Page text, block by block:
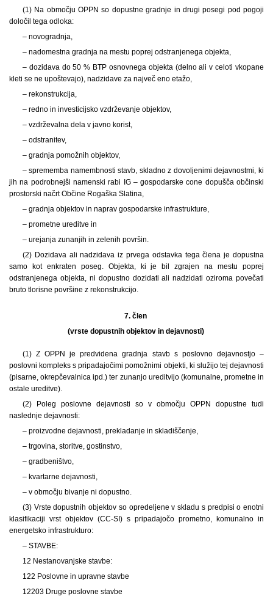
(1) Na območju OPPN so dopustne gradnje in drugi posegi pod pogoji
določil tega odloka:
– novogradnja,
– nadomestna gradnja na mestu poprej odstranjenega objekta,
– dozidava do 50 % BTP osnovnega objekta (delno ali v celoti vkopane
kleti se ne upoštevajo), nadzidave za največ eno etažo,
– rekonstrukcija,
– redno in investicijsko vzdrževanje objektov,
– vzdrževalna dela v javno korist,
– odstranitev,
– gradnja pomožnih objektov,
– sprememba namembnosti stavb, skladno z dovoljenimi dejavnostmi, ki
jih na podrobnejši namenski rabi IG – gospodarske cone dopušča občinski
prostorski načrt Občine Rogaška Slatina,
– gradnja objektov in naprav gospodarske infrastrukture,
– prometne ureditve in
– urejanja zunanjih in zelenih površin.
(2) Dozidava ali nadzidava iz prvega odstavka tega člena je dopustna
samo kot enkraten poseg. Objekta, ki je bil zgrajen na mestu poprej
odstranjenega objekta, ni dopustno dozidati ali nadzidati oziroma povečati
bruto tlorisne površine z rekonstrukcijo.
7. člen
(vrste dopustnih objektov in dejavnosti)
(1) Z OPPN je predvidena gradnja stavb s poslovno dejavnostjo –
poslovni kompleks s pripadajočimi pomožnimi objekti, ki služijo tej dejavnosti
(pisarne, okrepčevalnica ipd.) ter zunanjo ureditvijo (komunalne, prometne in
ostale ureditve).
(2) Poleg poslovne dejavnosti so v območju OPPN dopustne tudi
naslednje dejavnosti:
– proizvodne dejavnosti, prekladanje in skladiščenje,
– trgovina, storitve, gostinstvo,
– gradbeništvo,
– kvartarne dejavnosti,
– v območju bivanje ni dopustno.
(3) Vrste dopustnih objektov so opredeljene v skladu s predpisi o enotni
klasifikaciji vrst objektov (CC-SI) s pripadajočo prometno, komunalno in
energetsko infrastrukturo:
– STAVBE:
12 Nestanovanjske stavbe:
122 Poslovne in upravne stavbe
12203 Druge poslovne stavbe